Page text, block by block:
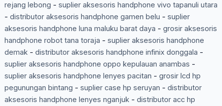
rejang lebong - suplier aksesoris handphone vivo tapanuli utara
- distributor aksesoris handphone gamen belu - suplier
aksesoris handphone luna maluku barat daya - grosir aksesoris
handphone robot tana toraja - suplier aksesoris handphone
demak- distributor aksesoris handphone infinix donggala -
suplier aksesoris handphone oppo kepulauan anambas -
suplier aksesoris handphone lenyes pacitan - grosir lcd hp
pegunungan bintang - suplier case hp seruyan - distributor
aksesoris handphone lenyes nganjuk- distributor acc hp